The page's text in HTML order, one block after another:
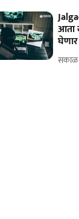
आता
सकाळ